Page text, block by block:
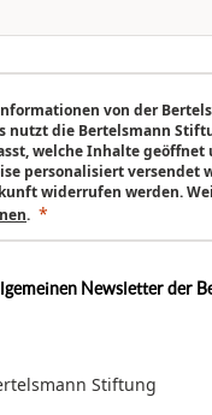
von der
nutzt die Bertelsmann
welche Inhalte
personalisiert versendet
widerrufen werden.
en.
Newsletter der
Stiftung